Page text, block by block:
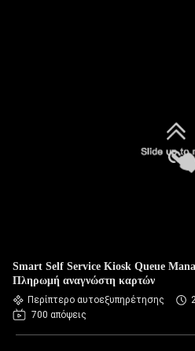
Smart Self Service Kiosk Queue
Πληρωμή αναγνώστη καρτών
Περίπτερο αυτοεξυπηρέτησης
700 απόψεις